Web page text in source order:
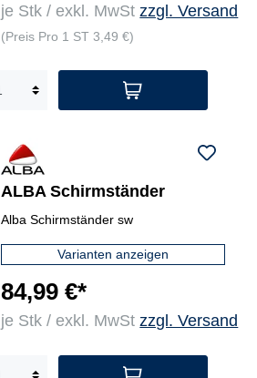
je Stk / exkl. MwStzzgl. Versand
(Preis Pro 1 ST 3,49 €)
ALBA Schirmständer
Alba Schirmständer sw
Varianten anzeigen
84,99 €*
je Stk / exkl. MwStzzgl. Versand